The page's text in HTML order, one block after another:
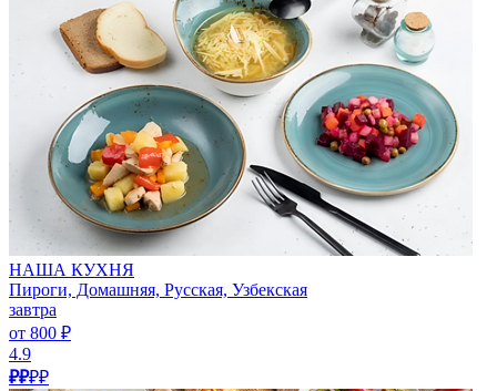
НАША КУХНЯ
Пироги, Домашняя, Русская, Узбекская
завтра
от 800 ₽
4.9
₽₽₽₽